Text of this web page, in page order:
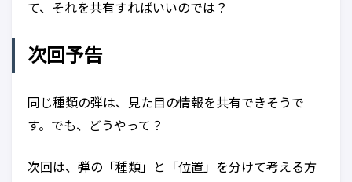
て、それを共有すればいいのでは？
次回予告
同じ種類の弾は、見た目の情報を共有できそうで
す。でも、どうやって？
次回は、弾の「種類」と「位置」を分けて考える方